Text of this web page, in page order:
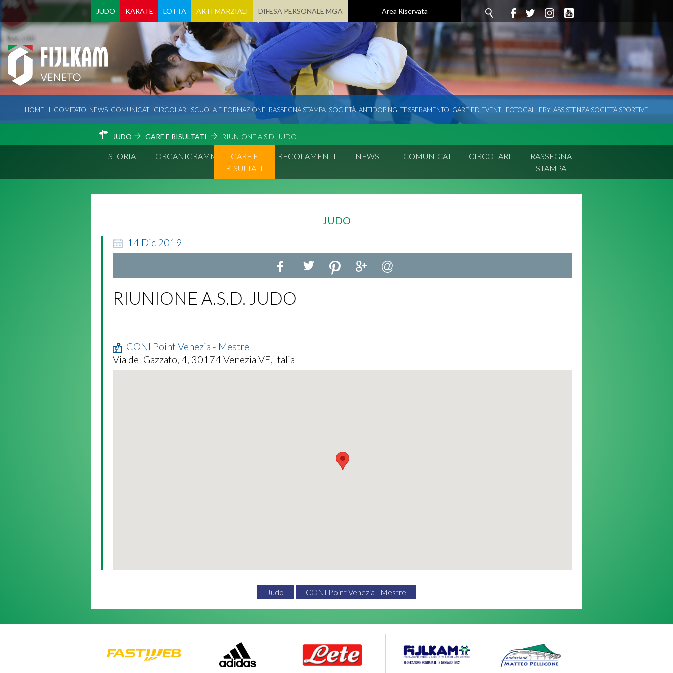
JUDO KARATE LOTTA ARTI MARZIALI DIFESA PERSONALE MGA Area Riservata
HOME IL COMITATO NEWS COMUNICATI CIRCOLARI SCUOLA E FORMAZIONE RASSEGNA STAMPA SOCIETÀ ANTIDOPING TESSERAMENTO GARE ED EVENTI FOTOGALLERY ASSISTENZA SOCIETÀ SPORTIVE
JUDO GARE E RISULTATI RIUNIONE A.S.D. JUDO
STORIA ORGANIGRAMMA
GARE E
RISULTATI
REGOLAMENTI NEWS COMUNICATI CIRCOLARI
RASSEGNA
STAMPA
JUDO
14 Dic 2019
RIUNIONE A.S.D. JUDO
CONI Point Venezia - Mestre
Via del Gazzato, 4, 30174 Venezia VE, Italia
Judo CONI Point Venezia - Mestre